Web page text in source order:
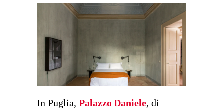
In Puglia, Palazzo Daniele, di